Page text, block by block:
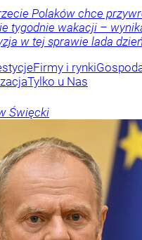
Polaków chce
tygodnie wakacji –
w tej sprawie lada
Firmy i rynki
Tylko u Nas
Święcki